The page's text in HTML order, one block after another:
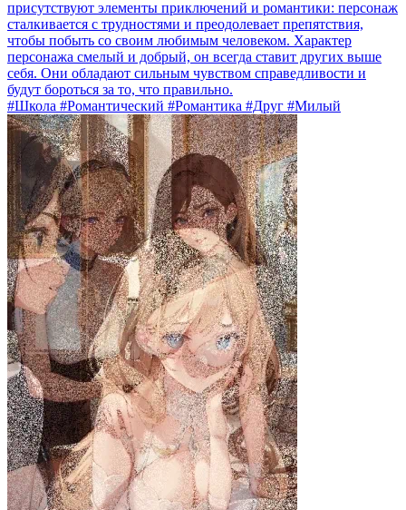
присутствуют элементы приключений и романтики: персонаж
сталкивается с трудностями и преодолевает препятствия,
чтобы побыть со своим любимым человеком. Характер
персонажа смелый и добрый, он всегда ставит других выше
себя. Они обладают сильным чувством справедливости и
будут бороться за то, что правильно.
#Школа #Романтический #Романтика #Друг #Милый